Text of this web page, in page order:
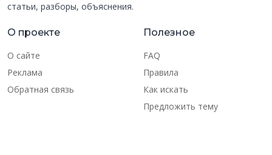
статьи, разборы, объяснения.
О проекте
О сайте
Реклама
Обратная связь
Полезное
FAQ
Правила
Как искать
Предложить тему